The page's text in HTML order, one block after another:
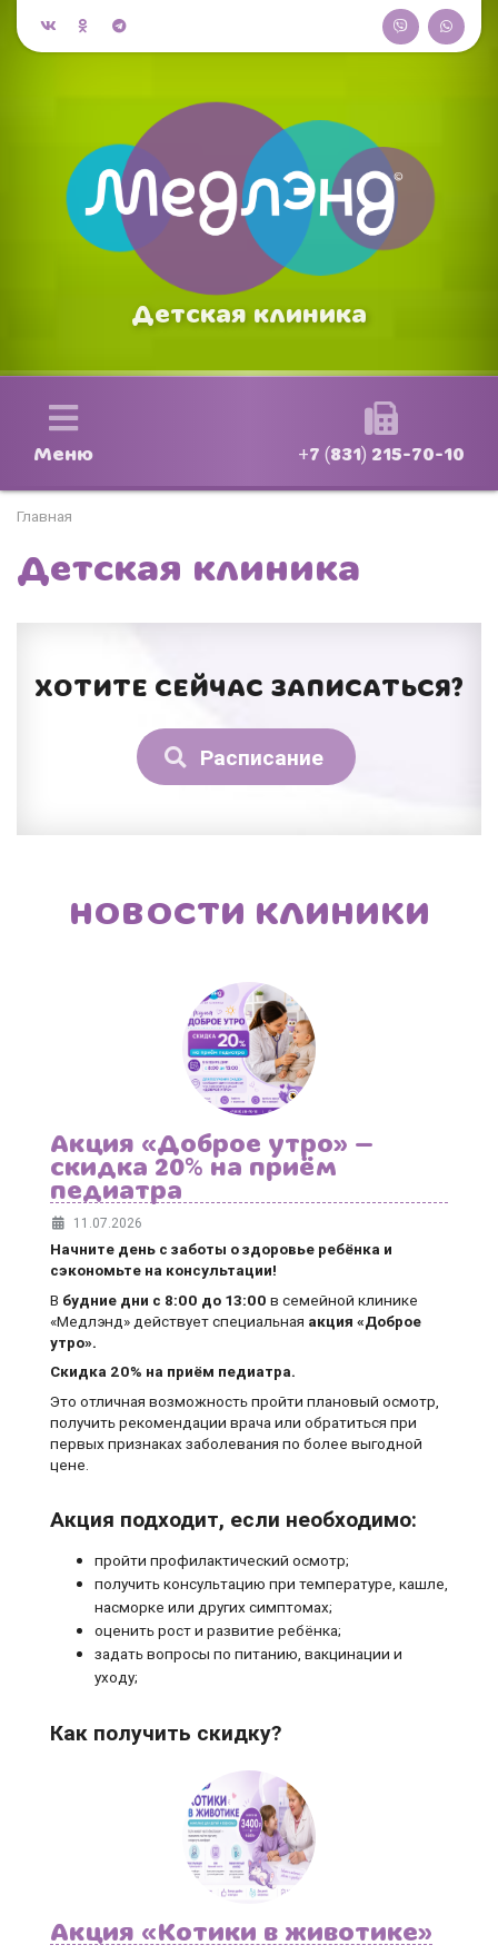
Детская клиника
Меню +7 (831) 215-70-10
Главная
Детская клиника
ХОТИТЕ СЕЙЧАС ЗАПИСАТЬСЯ?
Расписание
НОВОСТИ КЛИНИКИ
Акция «Доброе утро» —
скидка 20% на приём
педиатра
11.07.2026
Начните день с заботы о здоровье ребёнка и
сэкономьте на консультации!
В будние дни с 8:00 до 13:00 в семейной клинике
«Медлэнд» действует специальная акция «Доброе
утро».
Скидка 20% на приём педиатра.
Это отличная возможность пройти плановый осмотр,
получить рекомендации врача или обратиться при
первых признаках заболевания по более выгодной
цене.
Акция подходит, если необходимо:
пройти профилактический осмотр;
получить консультацию при температуре, кашле,
насморке или других симптомах;
оценить рост и развитие ребёнка;
задать вопросы по питанию, вакцинации и
уходу;
Как получить скидку?
Акция «Котики в животике»